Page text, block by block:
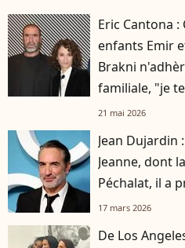
Eric Cantona
enfants Emir
Brakni
familiale, "je
d'avis"
21 mai 2026
Jean Dujardin
Jeanne, dont
Péchalat, il a
17 mars 2026
De Los